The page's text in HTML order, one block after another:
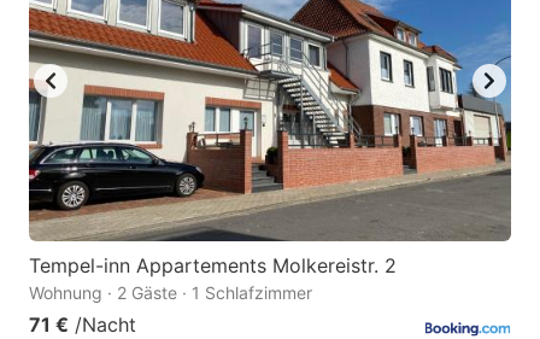
Tempel-inn Appartements Molkereistr. 2
Wohnung · 2 Gäste · 1 Schlafzimmer
71 € /Nacht